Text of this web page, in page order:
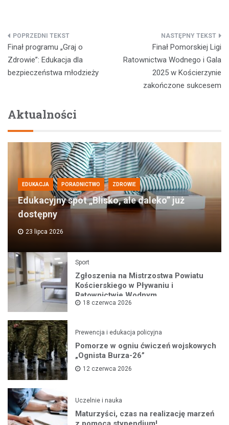
Nawigacja
wpisu
Finał programu „Graj o
Zdrowie”: Edukacja dla
bezpieczeństwa młodzieży
Finał Pomorskiej Ligi
Ratownictwa Wodnego i Gala
2025 w Kościerzynie
zakończone sukcesem
Aktualności
EDUKACJA PORADNICTWO ZDROWIE
Edukacyjny spot „Blisko, ale daleko” już
dostępny
23 lipca 2026
Sport
Zgłoszenia na Mistrzostwa Powiatu
Kościerskiego w Pływaniu i
Ratownictwie Wodnym
18 czerwca 2026
Prewencja i edukacja policyjna
Pomorze w ogniu ćwiczeń wojskowych
„Ognista Burza-26”
12 czerwca 2026
Uczelnie i nauka
Maturzyści, czas na realizację marzeń